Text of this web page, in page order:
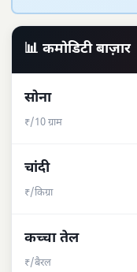
📊 कमोडिटी बाज़ार
सोना
₹/10 ग्राम
चांदी
₹/किग्रा
कच्चा तेल
₹/बैरल